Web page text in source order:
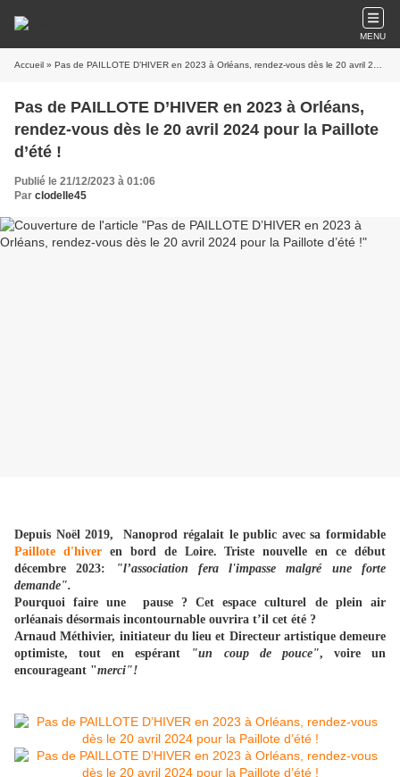
MENU
Accueil » Pas de PAILLOTE D’HIVER en 2023 à Orléans, rendez-vous dès le 20 avril 2024 pour la Paillote d’été !
Pas de PAILLOTE D’HIVER en 2023 à Orléans,
rendez-vous dès le 20 avril 2024 pour la Paillote
d’été !
Publié le 21/12/2023 à 01:06
Par clodelle45
Depuis Noël 2019, Nanoprod régalait le public avec sa formidable
Paillote d'hiveren bord de Loire. Triste nouvelle en ce début
décembre 2023:
"l’association fera l'impasse malgré une forte
demande".
Pourquoi faire une pause ? Cet espace culturel de plein air
orléanais désormais incontournable ouvrira t’il cet été ?
Arnaud Méthivier, initiateur du lieu et Directeur artistique demeure
optimiste, tout en espérant
"un coup de pouce", voire un
encourageant "merci"!